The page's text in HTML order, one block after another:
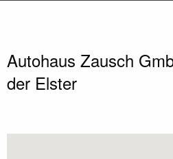
Autohaus Zausch
der Elster